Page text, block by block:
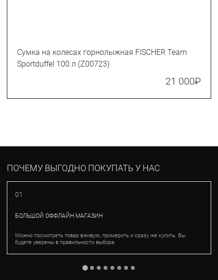
Сумка на колесах горнолыжная FISCHER Team
Sportduffel 100 л (Z00723)
21 000₽
ПОЧЕМУ ВЫГОДНО ПОКУПАТЬ У НАС
01
БОЛЬШОЙ ОФФЛАЙН МАГАЗИН
Можно посмотреть товар вживую, примерить и сразу же купить. Вы
будете уверены в правильности выбора